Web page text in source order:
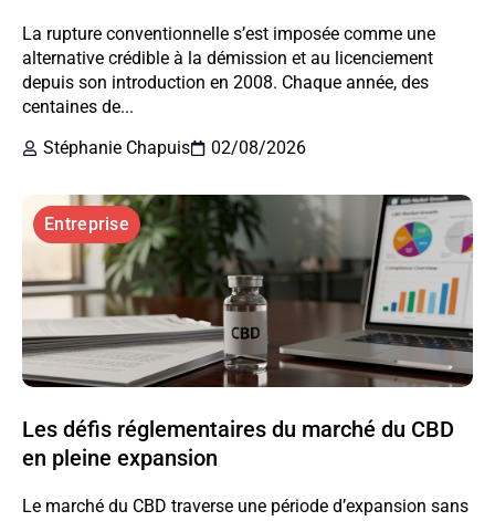
La rupture conventionnelle s’est imposée comme une
alternative crédible à la démission et au licenciement
depuis son introduction en 2008. Chaque année, des
centaines de...
Stéphanie Chapuis
02/08/2026
Entreprise
Les défis réglementaires du marché du CBD
en pleine expansion
Le marché du CBD traverse une période d’expansion sans